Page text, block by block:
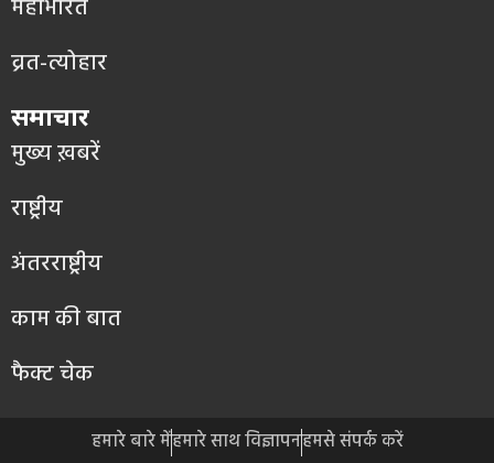
महाभारत
व्रत-त्योहार
समाचार
मुख्य ख़बरें
राष्ट्रीय
अंतरराष्ट्रीय
काम की बात
फैक्ट चेक
हमारे बारे मेंहमारे साथ विज्ञापनहमसे संपर्क करें